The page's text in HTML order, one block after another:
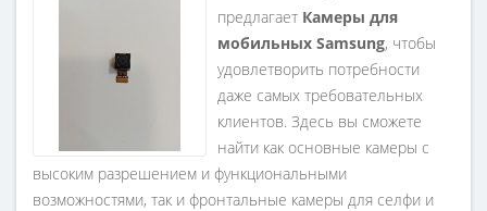
предлагает Камеры для
мобильных Samsung, чтобы
удовлетворить потребности
даже самых требовательных
клиентов. Здесь вы сможете
найти как основные камеры с
высоким разрешением и функциональными
возможностями, так и фронтальные камеры для селфи и